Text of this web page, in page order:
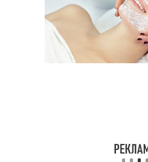
Кефирно-творожная
маска